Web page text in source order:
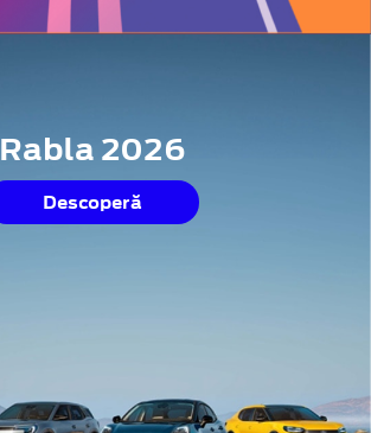
Rabla 2026
Descoperă